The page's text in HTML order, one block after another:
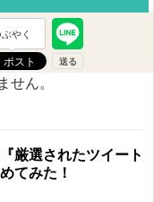
やく
ん。
厳選されたツイート
てみた！